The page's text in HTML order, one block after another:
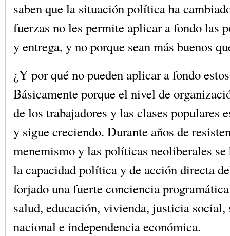
saben que la situación política ha
fuerzas no les permite aplicar a fondo las
y entrega, y no porque sean más buenos
¿Y por qué no pueden aplicar a fondo
Básicamente porque el nivel de
de los trabajadores y las clases populares
y sigue creciendo. Durante años de
menemismo y las políticas neoliberales
la capacidad política y de acción directa
forjado una fuerte conciencia
salud, educación, vivienda, justicia social,
nacional e independencia económica.